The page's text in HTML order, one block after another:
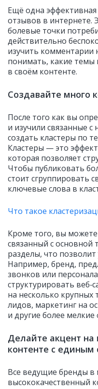
Ещё одна
отзывов в интернете.
болевые точки
действительно
изучить комментарии
понимать, какие темы
в своём контенте.
Создавайте много
После того как вы
и изучили связанные
создать кластеры по
Кластеры — это
которая позволяет
Чтобы публиковать
стоит сгруппировать
ключевые слова в
Что такое
Кроме того, вы
связанный с основной
разделы, что
Например, бренд,
звонков или
структурировать
на несколько крупных
лидов, маркетинг на
и другие более
Делайте акцент на
контенте с
Все ведущие бренды
высококачественный